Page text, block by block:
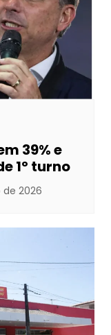
39% e
1º turno
2026